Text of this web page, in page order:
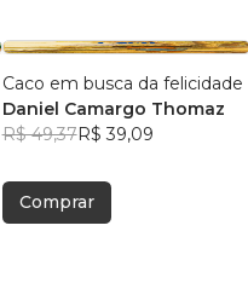
Caco em busca da felicidade
Daniel Camargo Thomaz
R$ 49,37R$ 39,09
Comprar